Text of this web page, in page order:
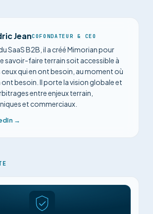
JeanCOFONDATEUR & CEO
SaaS B2B, il a créé Mimorian pour
savoir-faire terrain soit accessible à
qui en ont besoin, au moment où
ont besoin. Il porte la vision globale et
entre enjeux terrain,
et commerciaux.
→